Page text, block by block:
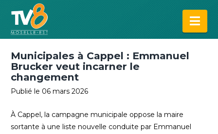
Municipales à Cappel : Emmanuel
Brucker veut incarner le
changement
Publié le 06 mars 2026
À Cappel, la campagne municipale oppose la maire
sortante à une liste nouvelle conduite par Emmanuel